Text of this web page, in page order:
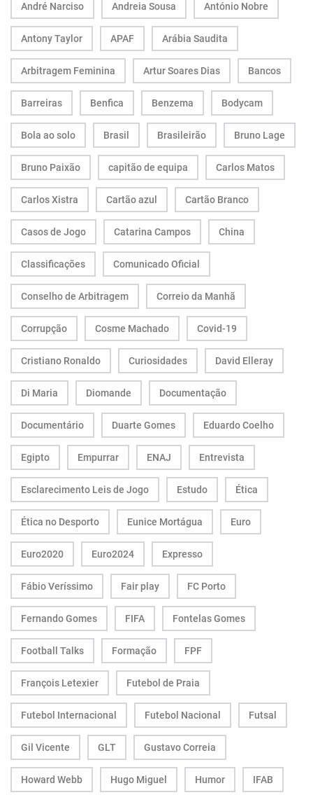
André Narciso Andreia Sousa António Nobre
Antony Taylor APAF Arábia Saudita
Arbitragem Feminina Artur Soares Dias Bancos
Barreiras Benfica Benzema Bodycam
Bola ao solo Brasil Brasileirão Bruno Lage
Bruno Paixão capitão de equipa Carlos Matos
Carlos Xistra Cartão azul Cartão Branco
Casos de Jogo Catarina Campos China
Classificações Comunicado Oficial
Conselho de Arbitragem Correio da Manhã
Corrupção Cosme Machado Covid-19
Cristiano Ronaldo Curiosidades David Elleray
Di Maria Diomande Documentação
Documentário Duarte Gomes Eduardo Coelho
Egipto Empurrar ENAJ Entrevista
Esclarecimento Leis de Jogo Estudo Ética
Ética no Desporto Eunice Mortágua Euro
Euro2020 Euro2024 Expresso
Fábio Veríssimo Fair play FC Porto
Fernando Gomes FIFA Fontelas Gomes
Football Talks Formação FPF
François Letexier Futebol de Praia
Futebol Internacional Futebol Nacional Futsal
Gil Vicente GLT Gustavo Correia
Howard Webb Hugo Miguel Humor IFAB